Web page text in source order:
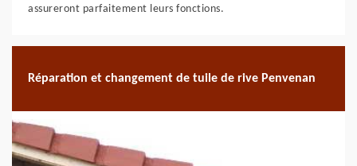
assureront parfaitement leurs fonctions.
Réparation et changement de tuile de rive Penvenan